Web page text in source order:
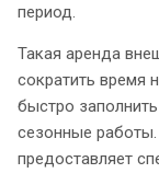
период.
Такая аренда
сократить время
быстро
сезонные
предоставляет